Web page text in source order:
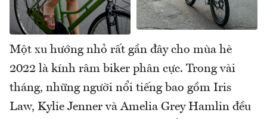
Một xu hướng nhỏ rất gần đây cho mùa hè
2022 là kính râm biker phân cực. Trong vài
tháng, những người nổi tiếng bao gồm Iris
Law, Kylie Jenner và Amelia Grey Hamlin đều